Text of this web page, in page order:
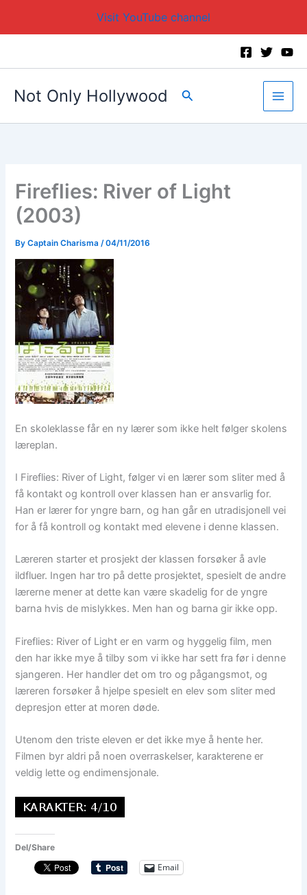
Visit YouTube channel
Not Only Hollywood Search
Fireflies: River of Light
(2003)
ByCaptain Charisma /04/11/2016
En skoleklasse får en ny lærer som ikke helt følger skolens
læreplan.
I Fireflies: River of Light, følger vi en lærer som sliter med å
få kontakt og kontroll over klassen han er ansvarlig for.
Han er lærer for yngre barn, og han går en utradisjonell vei
for å få kontroll og kontakt med elevene i denne klassen.
Læreren starter et prosjekt der klassen forsøker å avle
ildfluer. Ingen har tro på dette prosjektet, spesielt de andre
lærerne mener at dette kan være skadelig for de yngre
barna hvis de mislykkes. Men han og barna gir ikke opp.
Fireflies: River of Light er en varm og hyggelig film, men
den har ikke mye å tilby som vi ikke har sett fra før i denne
sjangeren. Her handler det om tro og pågangsmot, og
læreren forsøker å hjelpe spesielt en elev som sliter med
depresjon etter at moren døde.
Utenom den triste eleven er det ikke mye å hente her.
Filmen byr aldri på noen overraskelser, karakterene er
veldig lette og endimensjonale.
Del/Share
Email